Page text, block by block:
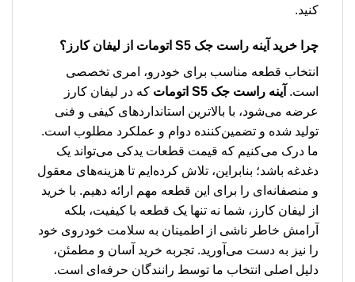
کنید.
چرا خرید آینه راست جک S5 اتومات
از لیفان کارز؟
انتخاب قطعه مناسب برای خودرو، امری تخصصی
است. آینه راست جک S5 اتومات
که در لیفان کارز
عرضه می‌شود، با بالاترین استانداردهای کیفی و فنی
تولید شده و تضمین‌کننده دوام و عملکرد مطلوب است.
ما درک می‌کنیم که قیمت قطعات یدکی می‌تواند یک
دغدغه باشد؛ بنابراین، تلاش کرده‌ایم تا هزینه‌های معقول
و منصفانه‌ای را برای این قطعه مهم ارائه دهیم. با خرید
از لیفان کارز، شما نه تنها یک قطعه با کیفیت، بلکه
آرامش خاطر ناشی از اطمینان به سلامت خودروی خود
را نیز به دست می‌آورید. تجربه خرید آسان و مطمئن،
دلیل اصلی انتخاب ما توسط رانندگان حرفه‌ای است.